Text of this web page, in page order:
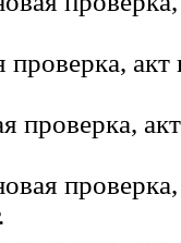
проверка,
проверка,